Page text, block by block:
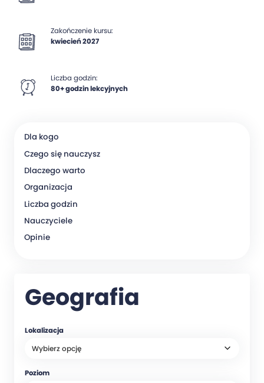
Zakończenie kursu:
kwiecień 2027
Liczba godzin:
80+ godzin lekcyjnych
Dla kogo
Czego się nauczysz
Dlaczego warto
Organizacja
Liczba godzin
Nauczyciele
Opinie
Geografia
Lokalizacja
Poziom